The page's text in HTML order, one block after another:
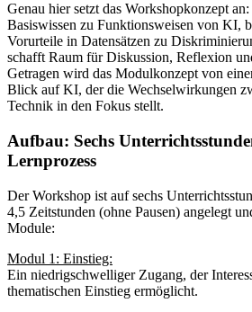
Genau hier setzt das Workshopkonzept
Basiswissen zu Funktionsweisen von KI,
Vorurteile in Datensätzen zu
schafft Raum für Diskussion, Reflexion
Getragen wird das Modulkonzept von
Blick auf KI, der die Wechselwirkungen
Technik in den Fokus stellt.
Aufbau: Sechs
Lernprozess
Der Workshop ist auf sechs
4,5 Zeitstunden (ohne Pausen) angelegt
Module:
Modul 1: Einstieg:
Ein niedrigschwelliger Zugang, der
thematischen Einstieg ermöglicht.